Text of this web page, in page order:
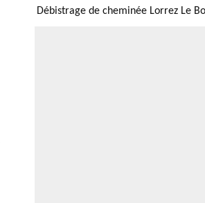
Débistrage de cheminée Lorrez Le